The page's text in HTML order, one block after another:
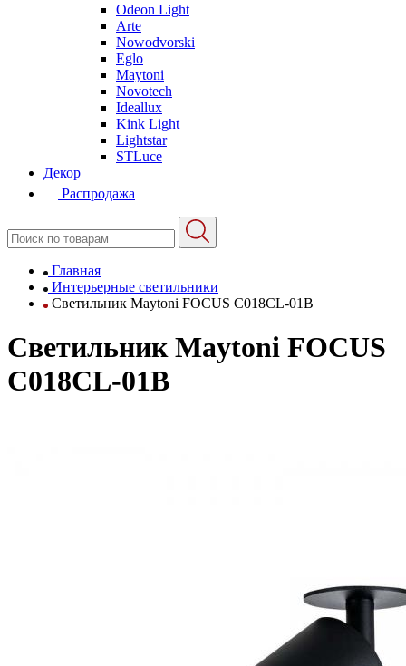
Odeon Light
Arte
Nowodvorski
Eglo
Maytoni
Novotech
Ideallux
Kink Light
Lightstar
STLuce
Декор
Распродажа
Главная
Интерьерные светильники
Светильник Maytoni FOCUS C018CL-01B
Светильник Maytoni FOCUS
C018CL-01B